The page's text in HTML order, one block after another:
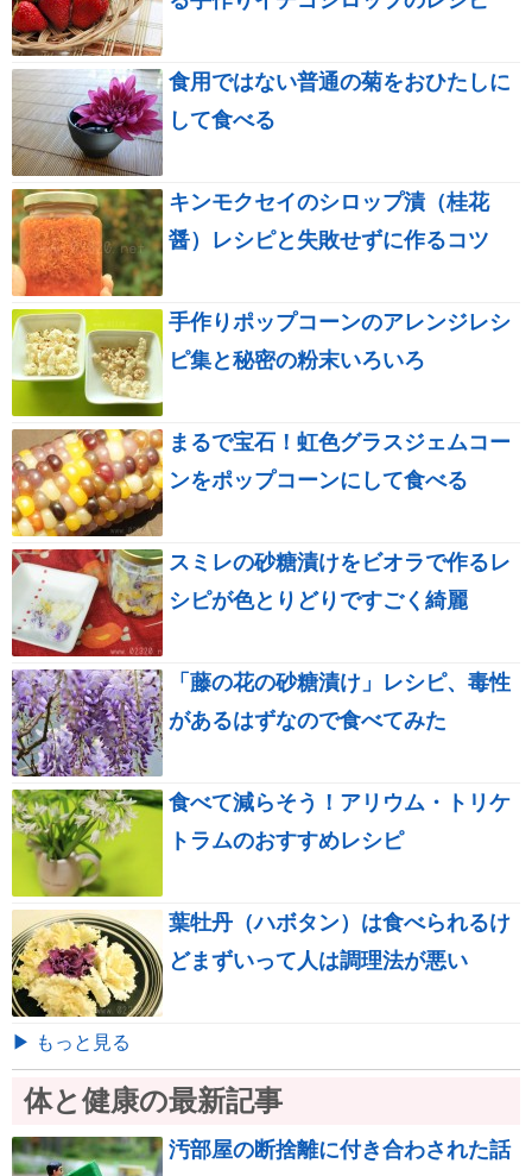
食用ではない普通の菊をおひたしに
して食べる
キンモクセイのシロップ漬（桂花
醤）レシピと失敗せずに作るコツ
手作りポップコーンのアレンジレシ
ピ集と秘密の粉末いろいろ
まるで宝石！虹色グラスジェムコー
ンをポップコーンにして食べる
スミレの砂糖漬けをビオラで作るレ
シピが色とりどりですごく綺麗
「藤の花の砂糖漬け」レシピ、毒性
があるはずなので食べてみた
食べて減らそう！アリウム・トリケ
トラムのおすすめレシピ
葉牡丹（ハボタン）は食べられるけ
どまずいって人は調理法が悪い
▶ もっと見る
体と健康の最新記事
汚部屋の断捨離に付き合わされた話